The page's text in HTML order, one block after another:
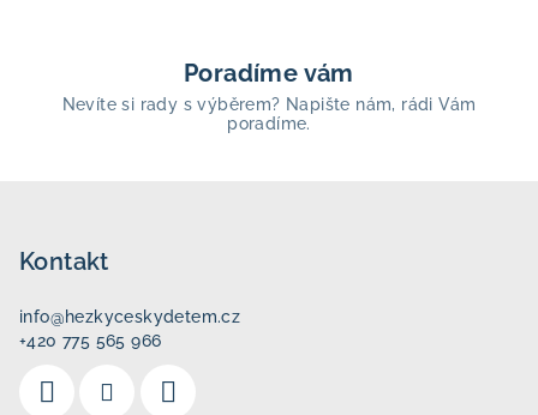
Poradíme vám
Nevíte si rady s výběrem? Napište nám, rádi Vám
poradíme.
Kontakt
info@hezkyceskydetem.cz
+420 775 565 966